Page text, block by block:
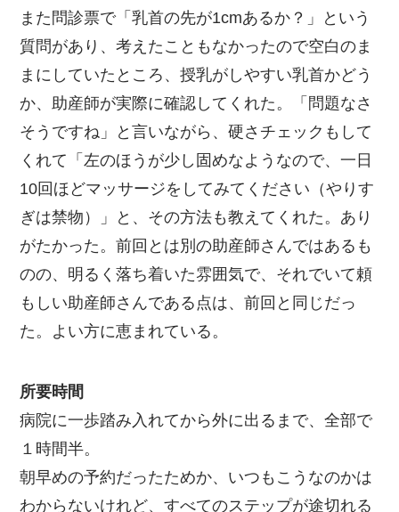
また問診票で「乳首の先が1cmあるか？」という
質問があり、考えたこともなかったので空白のま
まにしていたところ、授乳がしやすい乳首かどう
か、助産師が実際に確認してくれた。「問題なさ
そうですね」と言いながら、硬さチェックもして
くれて「左のほうが少し固めなようなので、一日
10回ほどマッサージをしてみてください（やりす
ぎは禁物）」と、その方法も教えてくれた。あり
がたかった。前回とは別の助産師さんではあるも
のの、明るく落ち着いた雰囲気で、それでいて頼
もしい助産師さんである点は、前回と同じだっ
た。よい方に恵まれている。
所要時間
病院に一歩踏み入れてから外に出るまで、全部で
１時間半。
朝早めの予約だったためか、いつもこうなのかは
わからないけれど、すべてのステップが途切れる